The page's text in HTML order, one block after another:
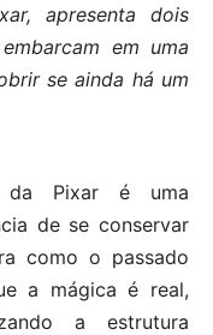
apresenta dois
em uma
se ainda há um
da Pixar é uma
de se conservar
como o passado
a mágica é real,
a estrutura